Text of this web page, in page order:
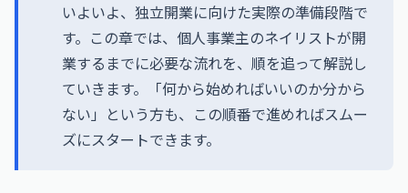
いよいよ、独立開業に向けた実際の準備段階で
す。この章では、個人事業主のネイリストが開
業するまでに必要な流れを、順を追って解説し
ていきます。「何から始めればいいのか分から
ない」という方も、この順番で進めればスムー
ズにスタートできます。